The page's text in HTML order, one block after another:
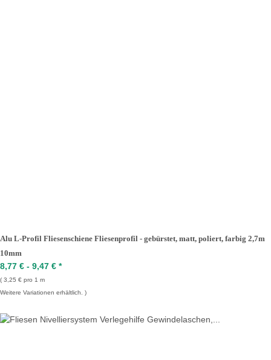
Alu L-Profil Fliesenschiene Fliesenprofil - gebürstet, matt, poliert, farbig 2,7m
10mm
8,77 € - 9,47 € *
3,25 € pro 1 m
Weitere Variationen erhältlich.